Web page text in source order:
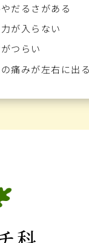
だるさがある
が入らない
つらい
痛みが左右に出